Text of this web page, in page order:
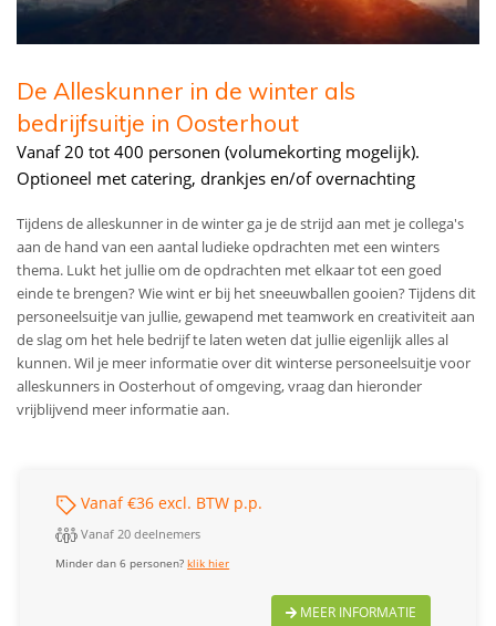
De Alleskunner in de winter als
bedrijfsuitje in Oosterhout
Vanaf 20 tot 400 personen (volumekorting mogelijk).
Optioneel met catering, drankjes en/of overnachting
Tijdens de alleskunner in de winter ga je de strijd aan met je collega's
aan de hand van een aantal ludieke opdrachten met een winters
thema. Lukt het jullie om de opdrachten met elkaar tot een goed
einde te brengen? Wie wint er bij het sneeuwballen gooien? Tijdens dit
personeelsuitje van jullie, gewapend met teamwork en creativiteit aan
de slag om het hele bedrijf te laten weten dat jullie eigenlijk alles al
kunnen. Wil je meer informatie over dit winterse personeelsuitje voor
alleskunners in Oosterhout of omgeving, vraag dan hieronder
vrijblijvend meer informatie aan.
Vanaf €36 excl. BTW p.p.
Vanaf 20 deelnemers
Minder dan 6 personen?klik hier
MEER INFORMATIE